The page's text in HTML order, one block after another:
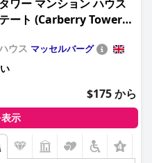
去とビクトリア朝の修復と相
し出しています。かつてヘン
は、歴史に彩られており、
す。
エ・シャトー ホテルは、歴
高品質のアメニティが組み込
体現しており、特別な思い出
築計画に着手しました。1976
財団がこの城を管理し、経営
2000年5月、モリーの曾孫
ーが、母親、兄、姉とともに
マークとフェリシティ（現
旅行から戻ると、家業を始め
2001年、大規模な改装を経
ルホテルがオープンした。
ワー マンション ハウス
ート (Carberry Tower
and Estate)
ウス マッセルバーグ
$175 から
示